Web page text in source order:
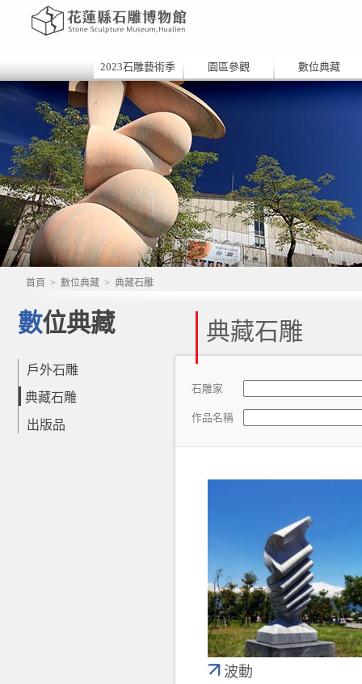
2023石雕藝術季 園區參觀 數位典藏
首頁 > 數位典藏 > 典藏石雕
數位典藏
戶外石雕
典藏石雕
出版品
典藏石雕
石雕家
作品名稱
波動